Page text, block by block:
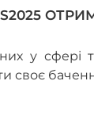
у сфері
своє